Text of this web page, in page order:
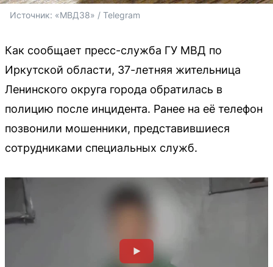
Источник: «МВД38» / Telegram
Как сообщает пресс-служба ГУ МВД по
Иркутской области, 37-летняя жительница
Ленинского округа города обратилась в
полицию после инцидента. Ранее на её телефон
позвонили мошенники, представившиеся
сотрудниками специальных служб.